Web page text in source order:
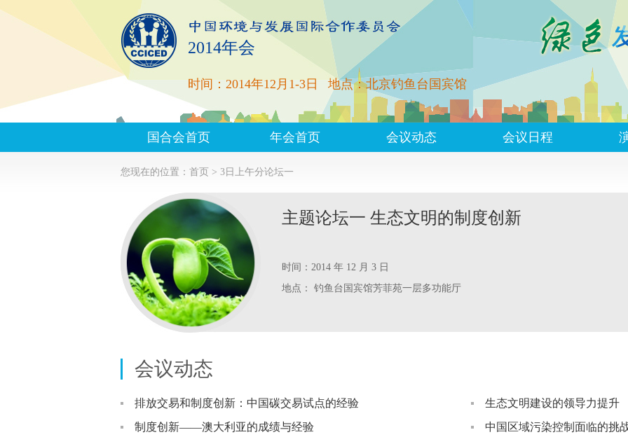
2014年会
时间：2014年12月1-3日 地点：北京钓鱼台国宾馆
国合会首页 年会首页 会议动态 会议日程
您现在的位置： 首页 > 3日上午分论坛一
主题论坛一 生态文明的制度创新
时间：2014 年 12 月 3 日
地点： 钓鱼台国宾馆芳菲苑一层多功能厅
会议动态
排放交易和制度创新：中国碳交易试点的经验
生态文明建设的领导力提升
制度创新——澳大利亚的成绩与经验
中国区域污染控制面临的挑